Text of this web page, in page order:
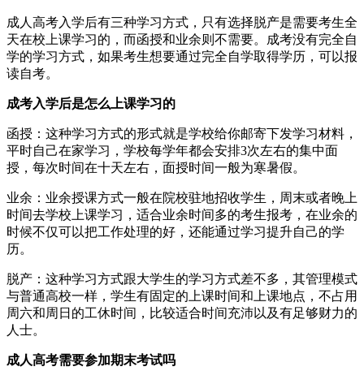
成人高考入学后有三种学习方式，只有选择脱产是需要考生全
天在校上课学习的，而函授和业余则不需要。成考没有完全自
学的学习方式，如果考生想要通过完全自学取得学历，可以报
读自考。
成考入学后是怎么上课学习的
函授：这种学习方式的形式就是学校给你邮寄下发学习材料，
平时自己在家学习，学校每学年都会安排3次左右的集中面
授，每次时间在十天左右，面授时间一般为寒暑假。
业余：业余授课方式一般在院校驻地招收学生，周末或者晚上
时间去学校上课学习，适合业余时间多的考生报考，在业余的
时候不仅可以把工作处理的好，还能通过学习提升自己的学
历。
脱产：这种学习方式跟大学生的学习方式差不多，其管理模式
与普通高校一样，学生有固定的上课时间和上课地点，不占用
周六和周日的工休时间，比较适合时间充沛以及有足够财力的
人士。
成人高考需要参加期末考试吗